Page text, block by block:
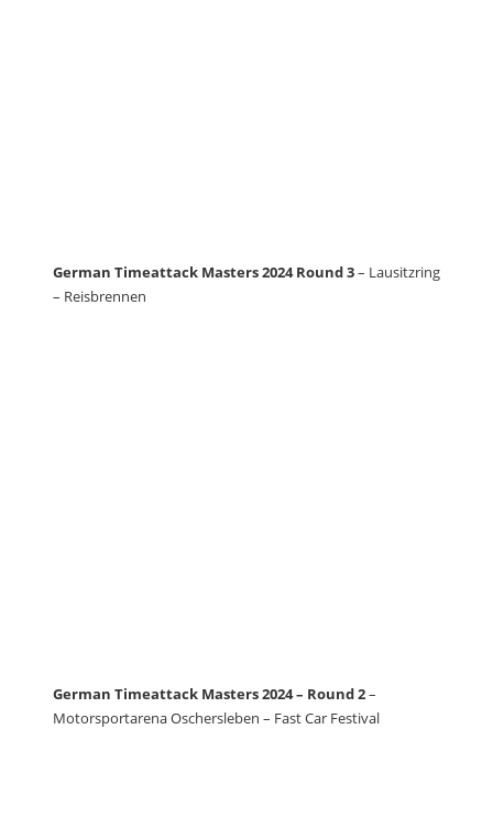
German Timeattack Masters 2024 Round 3– Lausitzring
– Reisbrennen
German Timeattack Masters 2024 – Round 2–
Motorsportarena Oschersleben – Fast Car Festival